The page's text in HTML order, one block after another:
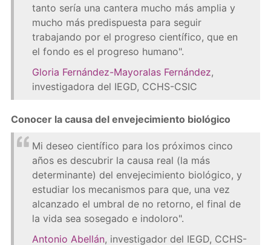
tanto sería una cantera mucho más amplia y
mucho más predispuesta para seguir
trabajando por el progreso científico, que en
el fondo es el progreso humano".
Gloria Fernández-Mayoralas Fernández,
investigadora del IEGD, CCHS-CSIC
Conocer la causa del envejecimiento biológico
Mi deseo científico para los próximos cinco
años es descubrir la causa real (la más
determinante) del envejecimiento biológico, y
estudiar los mecanismos para que, una vez
alcanzado el umbral de no retorno, el final de
la vida sea sosegado e indoloro".
Antonio Abellán, investigador del IEGD, CCHS-